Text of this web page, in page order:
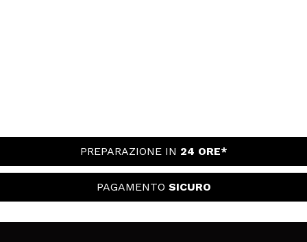
PREPARAZIONE IN 24 ORE*
PAGAMENTO SICURO